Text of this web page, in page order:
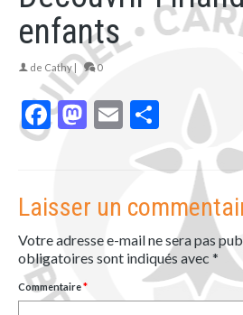
enfants
de Cathy 0
Facebook
Mastodon
Email
Laisser un
Votre adresse e-mail ne sera pas
obligatoires sont indiqués avec *
Commentaire*